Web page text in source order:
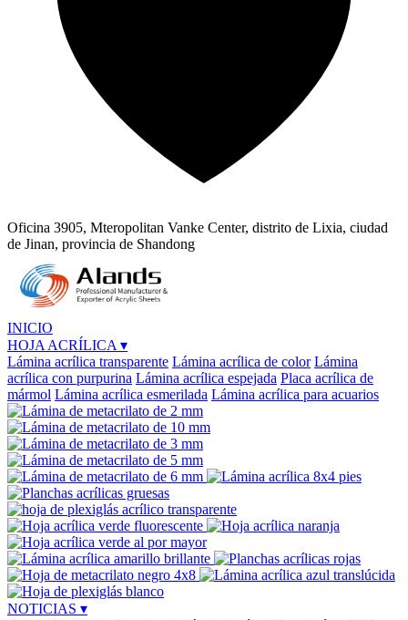
Oficina 3905, Mteropolitan Vanke Center, distrito de Lixia, ciudad
de Jinan, provincia de Shandong
INICIO
HOJA ACRÍLICA ▾
Lámina acrílica transparente Lámina acrílica de color Lámina
acrílica con purpurina Lámina acrílica espejada Placa acrílica de
mármol Lámina acrílica esmerilada Lámina acrílica para acuarios
NOTICIAS ▾